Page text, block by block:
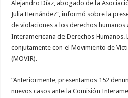
Alejandro Díaz, abogado de la
Julia Hernández”, informó sobre la
de violaciones a los derechos humanos
Interamericana de Derechos Humanos.
conjutamente con el Movimiento de
(MOVIR).
“Anteriormente, presentamos 152
nuevos casos ante la Comisión